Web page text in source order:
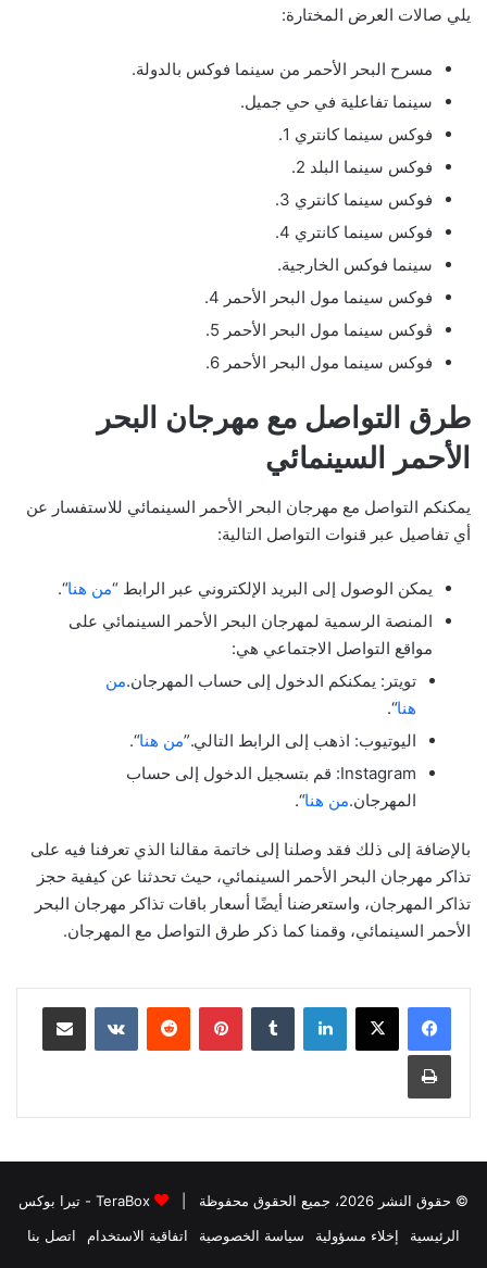
يلي صالات العرض المختارة:
مسرح البحر الأحمر من سينما فوكس بالدولة.
سينما تفاعلية في حي جميل.
فوكس سينما كانتري 1.
فوكس سينما البلد 2.
فوكس سينما كانتري 3.
فوكس سينما كانتري 4.
سينما فوكس الخارجية.
فوكس سينما مول البحر الأحمر 4.
ڤوكس سينما مول البحر الأحمر 5.
فوكس سينما مول البحر الأحمر 6.
طرق التواصل مع مهرجان البحر
الأحمر السينمائي
يمكنكم التواصل مع مهرجان البحر الأحمر السينمائي للاستفسار عن
أي تفاصيل عبر قنوات التواصل التالية:
يمكن الوصول إلى البريد الإلكتروني عبر الرابط “من هنا“.
المنصة الرسمية لمهرجان البحر الأحمر السينمائي على
مواقع التواصل الاجتماعي هي:
تويتر: يمكنكم الدخول إلى حساب المهرجان.من
هنا“.
اليوتيوب: اذهب إلى الرابط التالي.”من هنا“.
Instagram: قم بتسجيل الدخول إلى حساب
المهرجان.من هنا“.
بالإضافة إلى ذلك فقد وصلنا إلى خاتمة مقالنا الذي تعرفنا فيه على
تذاكر مهرجان البحر الأحمر السينمائي، حيث تحدثنا عن كيفية حجز
تذاكر المهرجان، واستعرضنا أيضًا أسعار باقات تذاكر مهرجان البحر
الأحمر السينمائي، وقمنا كما ذكر طرق التواصل مع المهرجان.
لينكدإن بينتيريست مشاركة عبر البريد
طباعة
© حقوق النشر 2026، جميع الحقوق محفوظة |
TeraBox - تيرا بوكس
الرئيسية
إخلاء مسؤولية سياسة الخصوصية اتفاقية الاستخدام اتصل بنا